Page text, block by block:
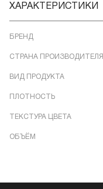
ХАРАКТЕРИСТИКИ
БРЕНД
СТРАНА ПРОИЗВОДИТЕЛЯ
ВИД ПРОДУКТА
ПЛОТНОСТЬ
ТЕКСТУРА ЦВЕТА
ОБЪЁМ